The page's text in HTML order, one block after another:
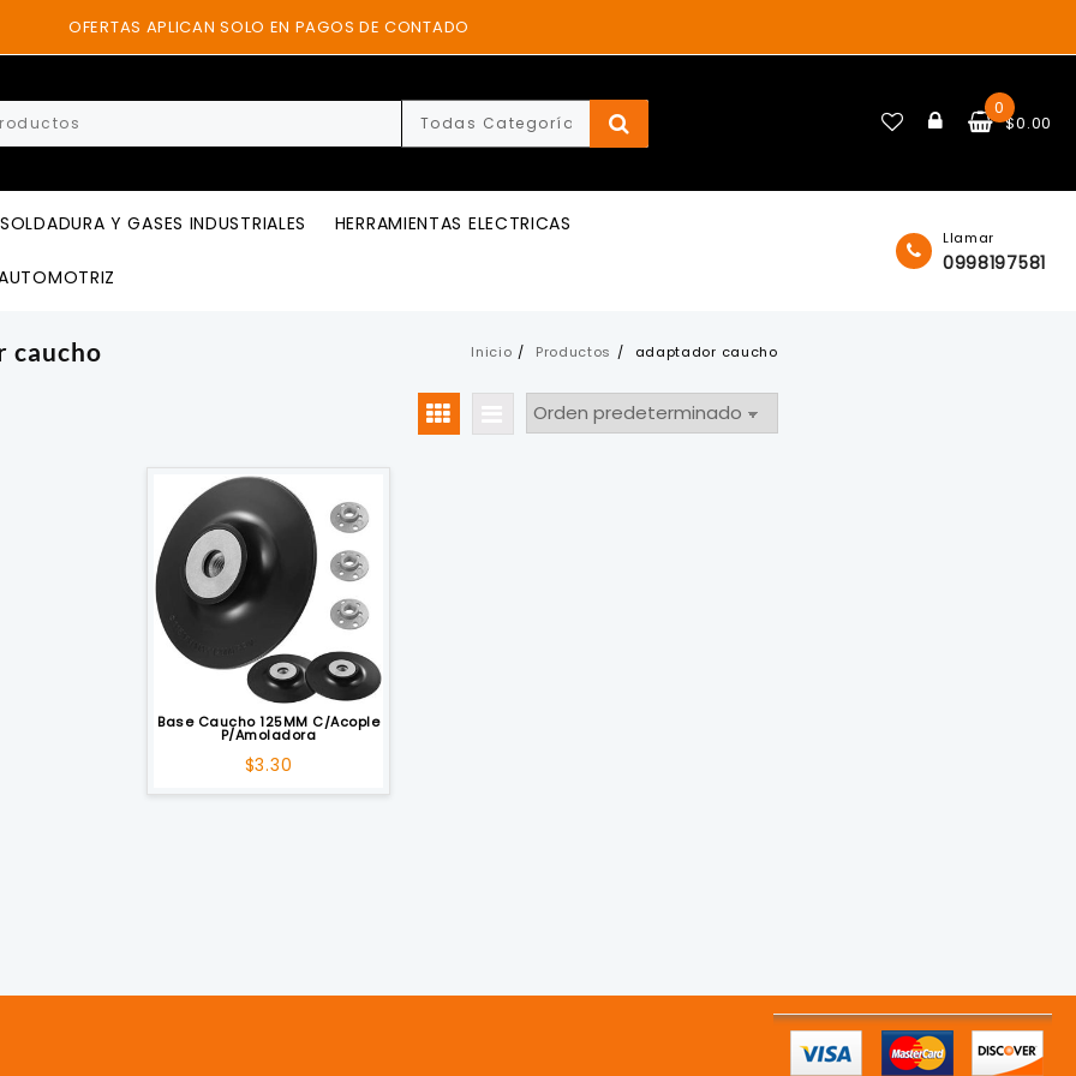
OFERTAS APLICAN SOLO EN PAGOS DE CONTADO
0
$0.00
SOLDADURA Y GASES INDUSTRIALES HERRAMIENTAS ELECTRICAS
Llamar
0998197581
caucho Inicio Productos adaptador caucho
Base Caucho 125MM C/Acople
P/Amoladora
$3.30